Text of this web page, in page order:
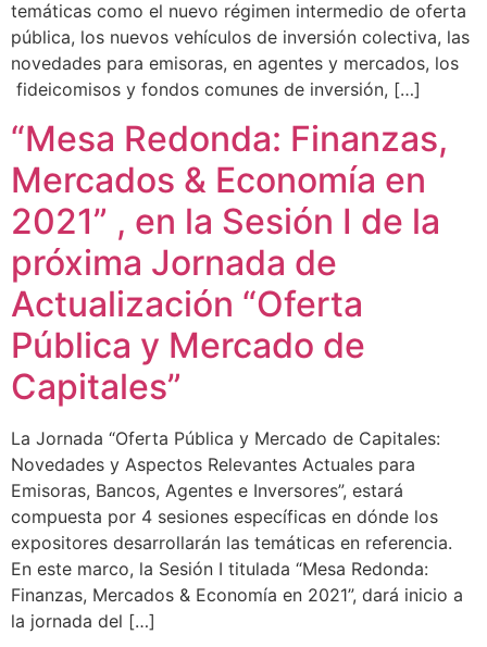
temáticas como el nuevo régimen intermedio de oferta
pública, los nuevos vehículos de inversión colectiva, las
novedades para emisoras, en agentes y mercados, los
fideicomisos y fondos comunes de inversión, […]
“Mesa Redonda: Finanzas,
Mercados & Economía en
2021” , en la Sesión I de la
próxima Jornada de
Actualización “Oferta
Pública y Mercado de
Capitales”
La Jornada “Oferta Pública y Mercado de Capitales:
Novedades y Aspectos Relevantes Actuales para
Emisoras, Bancos, Agentes e Inversores”, estará
compuesta por 4 sesiones específicas en dónde los
expositores desarrollarán las temáticas en referencia.
En este marco, la Sesión I titulada “Mesa Redonda:
Finanzas, Mercados & Economía en 2021”, dará inicio a
la jornada del […]